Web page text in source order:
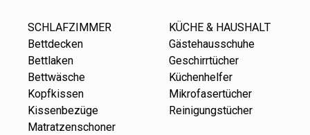
SCHLAFZIMMER
Bettdecken
Bettlaken
Bettwäsche
Kopfkissen
Kissenbezüge
Matratzenschoner
KÜCHE & HAUSHALT
Gästehausschuhe
Geschirrtücher
Küchenhelfer
Mikrofasertücher
Reinigungstücher